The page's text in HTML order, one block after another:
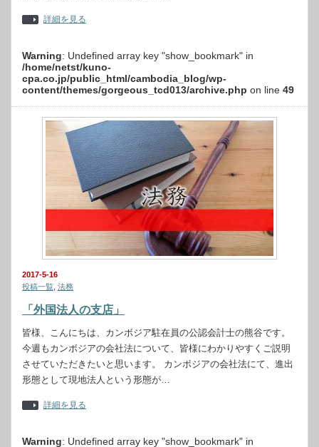
詳細を見る
Warning: Undefined array key "show_bookmark" in
/home/netst/kuno-
cpa.co.jp/public_html/cambodia_blog/wp-
content/themes/gorgeous_tcd013/archive.php on line 49
2017-5-16
投稿一覧 法務
「外国法人の支店」
皆様、こんにちは、カンボジア駐在員の公認会計士の熊谷です。
今週もカンボジアの会社法について、皆様にわかりやすくご説明
させていただきたいと思います。 カンボジアの会社法にて、進出
形態として現地法人という形態が…
詳細を見る
Warning: Undefined array key "show_bookmark" in